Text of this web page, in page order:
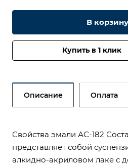
В корзину
Купить в 1 клик
Описание Оплата
Свойства эмали АС-182
представляет собой
алкидно-акриловом лаке с